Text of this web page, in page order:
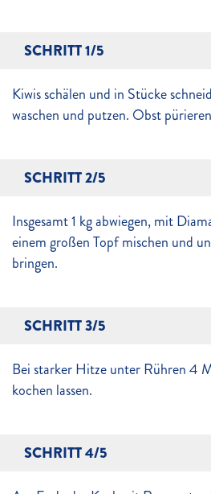
SCHRITT 1/5
Kiwis schälen und in Stücke
waschen und putzen. Obst
SCHRITT 2/5
Insgesamt 1 kg abwiegen, mit
einem großen Topf mischen und
bringen.
SCHRITT 3/5
Bei starker Hitze unter Rühren 4
kochen lassen.
SCHRITT 4/5